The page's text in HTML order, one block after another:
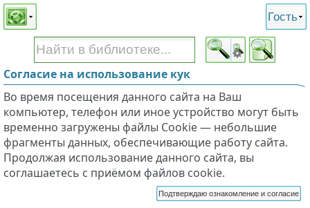
Этот сайт поддерживает
слабовидящих
Гость
Согласие на использование кук
Во время посещения данного сайта на Ваш
компьютер, телефон или иное устройство могут быть
временно загружены файлы Cookie — небольшие
фрагменты данных, обеспечивающие работу сайта.
Продолжая использование данного сайта, вы
соглашаетесь с приёмом файлов cookie.
Подтверждаю ознакомление и согласие